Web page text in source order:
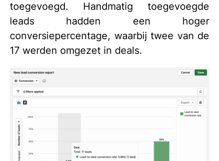
toegevoegd. Handmatig toegevoegde
leads hadden een hoger
conversiepercentage, waarbij twee van de
17 werden omgezet in deals.